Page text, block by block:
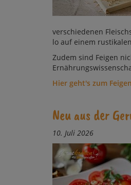
ver­schie­de­nen
lo auf ei­nem
Zudem sind Fei­gen
Hier geht's zum
Neu aus der
10. Juli 2026